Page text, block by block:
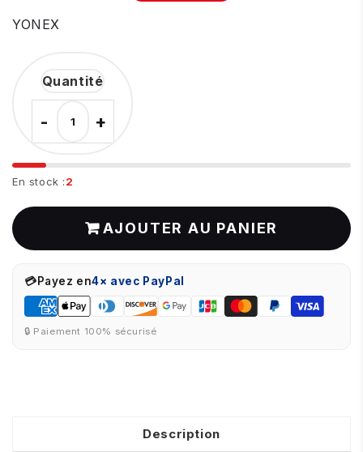
price
YONEX
Quantité
- +
En stock :2
AJOUTER AU PANIER
💳Payez en4× avec PayPal
🔒 Paiement 100% sécurisé
Description